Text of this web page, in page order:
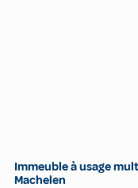
Immeuble à usage
Machelen